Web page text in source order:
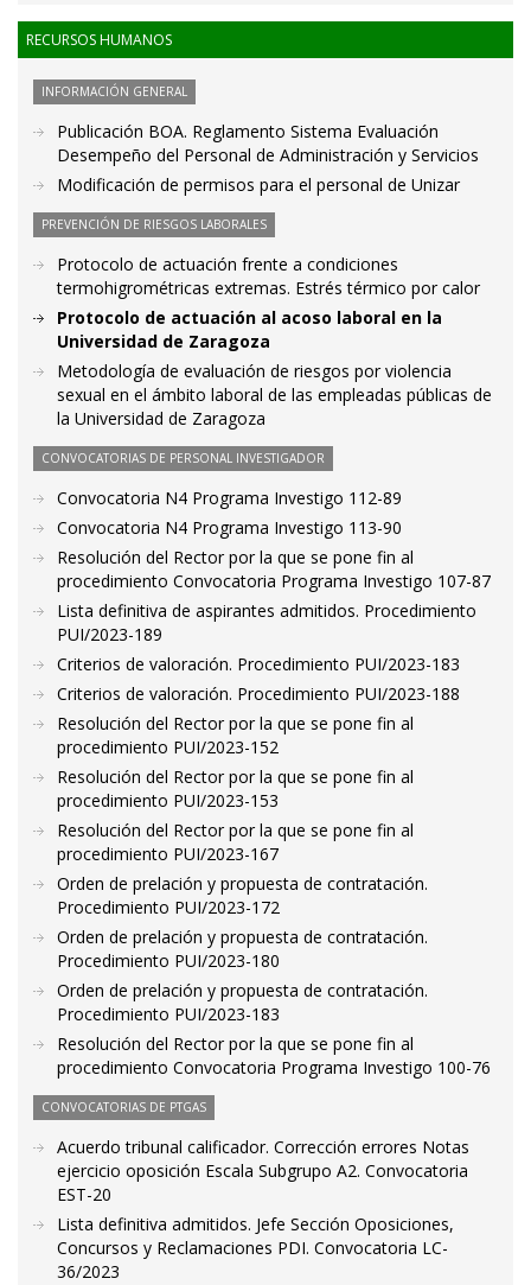
RECURSOS HUMANOS
INFORMACIÓN GENERAL
Publicación BOA. Reglamento Sistema Evaluación
Desempeño del Personal de Administración y Servicios
Modificación de permisos para el personal de Unizar
PREVENCIÓN DE RIESGOS LABORALES
Protocolo de actuación frente a condiciones
termohigrométricas extremas. Estrés térmico por calor
Protocolo de actuación al acoso laboral en la
Universidad de Zaragoza
Metodología de evaluación de riesgos por violencia
sexual en el ámbito laboral de las empleadas públicas de
la Universidad de Zaragoza
CONVOCATORIAS DE PERSONAL INVESTIGADOR
Convocatoria N4 Programa Investigo 112-89
Convocatoria N4 Programa Investigo 113-90
Resolución del Rector por la que se pone fin al
procedimiento Convocatoria Programa Investigo 107-87
Lista definitiva de aspirantes admitidos. Procedimiento
PUI/2023-189
Criterios de valoración. Procedimiento PUI/2023-183
Criterios de valoración. Procedimiento PUI/2023-188
Resolución del Rector por la que se pone fin al
procedimiento PUI/2023-152
Resolución del Rector por la que se pone fin al
procedimiento PUI/2023-153
Resolución del Rector por la que se pone fin al
procedimiento PUI/2023-167
Orden de prelación y propuesta de contratación.
Procedimiento PUI/2023-172
Orden de prelación y propuesta de contratación.
Procedimiento PUI/2023-180
Orden de prelación y propuesta de contratación.
Procedimiento PUI/2023-183
Resolución del Rector por la que se pone fin al
procedimiento Convocatoria Programa Investigo 100-76
CONVOCATORIAS DE PTGAS
Acuerdo tribunal calificador. Corrección errores Notas
ejercicio oposición Escala Subgrupo A2. Convocatoria
EST-20
Lista definitiva admitidos. Jefe Sección Oposiciones,
Concursos y Reclamaciones PDI. Convocatoria LC-
36/2023